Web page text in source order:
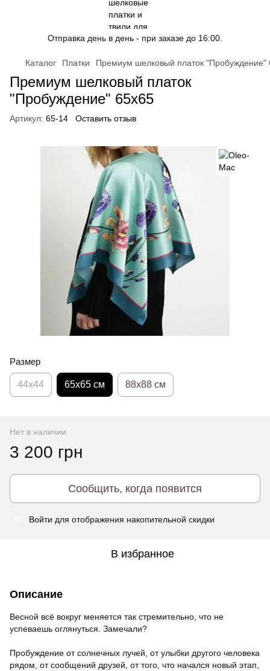
Отправка день в день - при заказе до 16:00.
Каталог Платки Премиум шелковый платок "Пробуждение"
Премиум шелковый платок
"Пробуждение" 65x65
Артикул: 65-14 Оставить отзыв
Размер
44х44 65x65 см 88x88 см
Нет в наличии
3 200 грн
Сообщить, когда появится
Войти для отображения накопительной скидки
В избранное
Описание
Весной всё вокруг меняется так стремительно, что не
успеваешь оглянуться. Замечали?
Пробуждение от солнечных лучей, от улыбки другого человека
рядом, от сообщений друзей, от того, что начался новый этап,